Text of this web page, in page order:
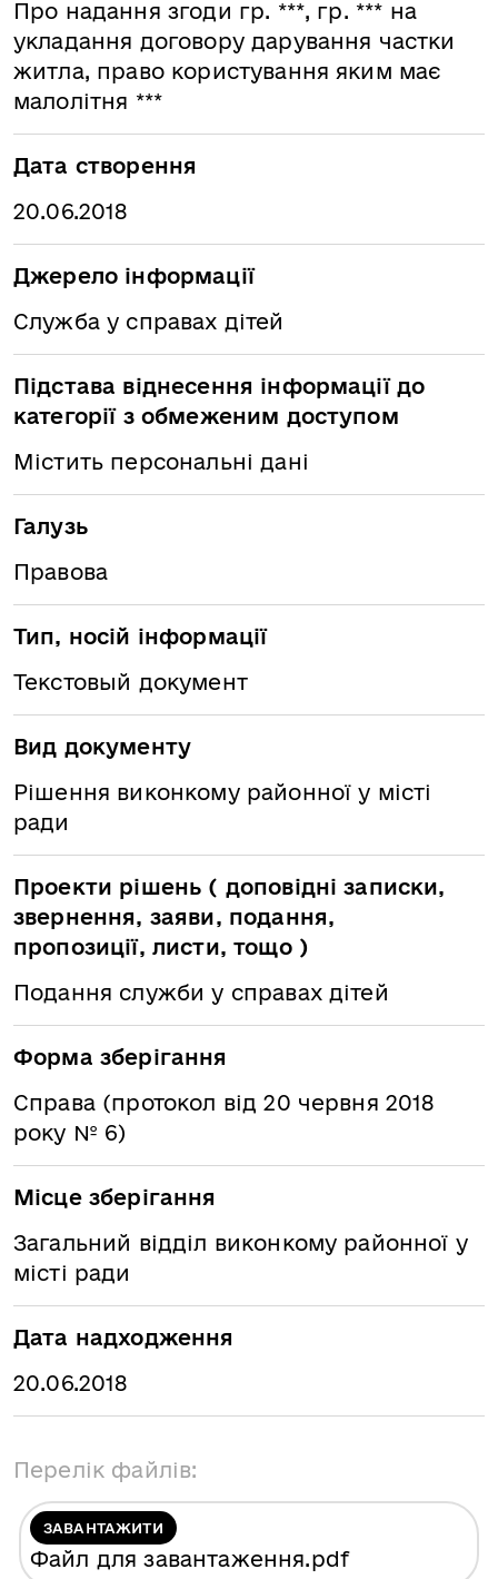
Про надання згоди гр. ***, гр. *** на
укладання договору дарування частки
житла, право користування яким має
малолітня ***
Дата створення
20.06.2018
Джерело інформації
Служба у справах дітей
Підстава віднесення інформації до
категорії з обмеженим доступом
Містить персональні дані
Галузь
Правова
Тип, носій інформації
Текстовый документ
Вид документу
Рішення виконкому районної у місті
ради
Проекти рішень ( доповідні записки,
звернення, заяви, подання,
пропозиції, листи, тощо )
Подання служби у справах дітей
Форма зберігання
Справа (протокол від 20 червня 2018
року № 6)
Місце зберігання
Загальний відділ виконкому районної у
місті ради
Дата надходження
20.06.2018
Перелік файлів:
ЗАВАНТАЖИТИ
Файл для завантаження.pdf